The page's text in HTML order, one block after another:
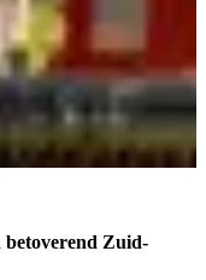
betoverend Zuid-